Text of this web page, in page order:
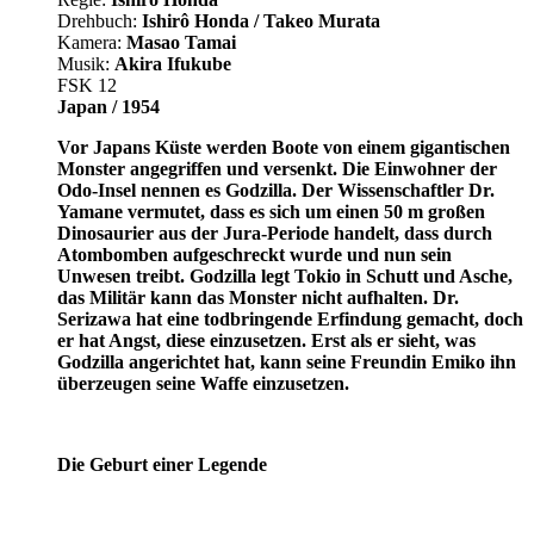
Drehbuch: Ishirô Honda / Takeo Murata
Kamera: Masao Tamai
Musik: Akira Ifukube
FSK 12
Japan / 1954
Vor Japans Küste werden Boote von einem gigantischen
Monster angegriffen und versenkt. Die Einwohner der
Odo-Insel nennen es Godzilla. Der Wissenschaftler Dr.
Yamane vermutet, dass es sich um einen 50 m großen
Dinosaurier aus der Jura-Periode handelt, dass durch
Atombomben aufgeschreckt wurde und nun sein
Unwesen treibt. Godzilla legt Tokio in Schutt und Asche,
das Militär kann das Monster nicht aufhalten. Dr.
Serizawa hat eine todbringende Erfindung gemacht, doch
er hat Angst, diese einzusetzen. Erst als er sieht, was
Godzilla angerichtet hat, kann seine Freundin Emiko ihn
überzeugen seine Waffe einzusetzen.
Die Geburt einer Legende